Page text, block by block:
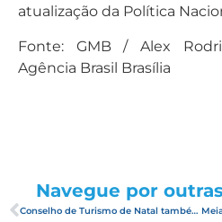
atualização da Política
Fonte: GMB / Alex
Agência Brasil Brasília
Navegue por
Conselho de Turismo de Natal também aprova demolição do Hotel Reis Magos